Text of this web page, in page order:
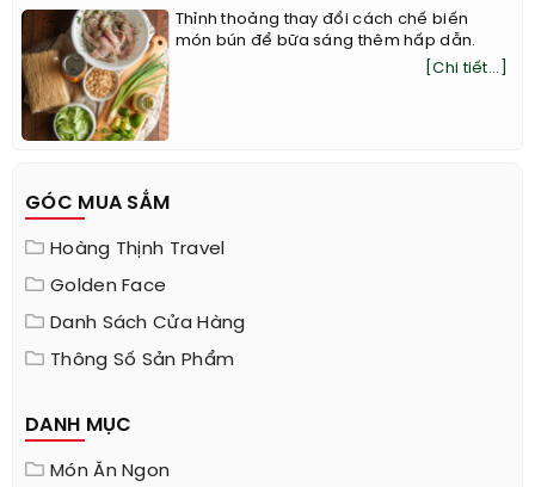
Thỉnh thoảng thay đổi cách chế biến
món bún để bữa sáng thêm hấp dẫn.
[Chi tiết...]
GÓC MUA SẮM
Hoàng Thịnh Travel
Golden Face
Danh Sách Cửa Hàng
Thông Số Sản Phẩm
DANH MỤC
Món Ăn Ngon